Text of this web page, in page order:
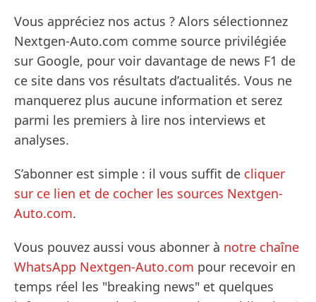
Vous appréciez nos actus ? Alors sélectionnez
Nextgen-Auto.com comme source privilégiée
sur Google, pour voir davantage de news F1 de
ce site dans vos résultats d’actualités. Vous ne
manquerez plus aucune information et serez
parmi les premiers à lire nos interviews et
analyses.
S’abonner est simple : il vous suffit de cliquer
sur ce lien et de cocher les sources Nextgen-
Auto.com.
Vous pouvez aussi vous abonner à notre chaîne
WhatsApp Nextgen-Auto.com pour recevoir en
temps réel les "breaking news" et quelques